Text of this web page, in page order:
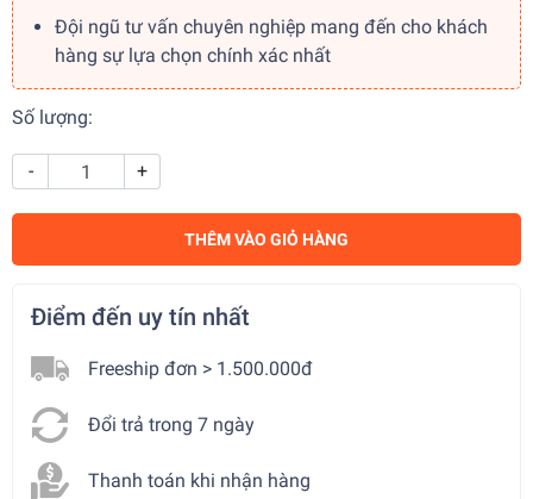
Đội ngũ tư vấn chuyên nghiệp mang đến cho khách
hàng sự lựa chọn chính xác nhất
Số lượng:
- +
THÊM VÀO GIỎ HÀNG
Điểm đến uy tín nhất
Freeship đơn > 1.500.000đ
Đổi trả trong 7 ngày
Thanh toán khi nhận hàng